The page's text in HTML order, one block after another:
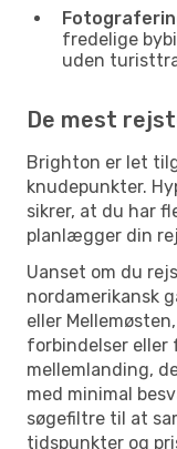
fredelige
uden
De mest
Brighton er let
knudepunkter.
sikrer, at du har
planlægger din
Uanset om du
nordamerikansk
eller
forbindelser eller
mellemlanding,
med minimal
søgefiltre til at
tidspunkter og